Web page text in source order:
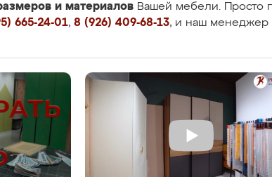
и материалов Вашей мебели. Просто
665-24-01, 8 (926) 409-68-13, и наш менеджер